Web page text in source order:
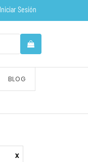
Iniciar Sesión
BLOG
x